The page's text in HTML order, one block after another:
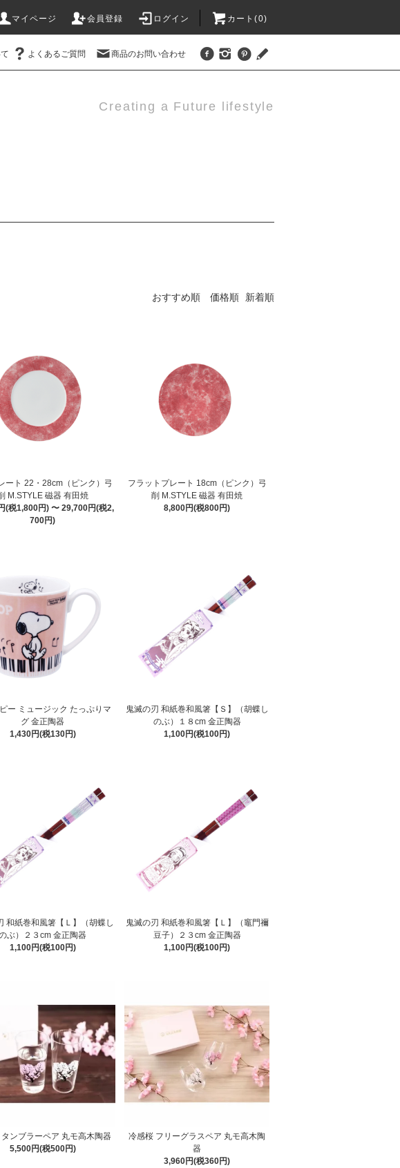
マイページ 会員登録 ログイン カート(0)
よくあるご質問 商品のお問い合わせ
Creating a Future lifestyle
おすすめ順 価格順 新着順
ート 22・28cm（ピンク）弓
M.STYLE 磁器 有田焼
(税1,800円) 〜 29,700円(税2,
700円)
フラットプレート 18cm（ピンク）弓
削 M.STYLE 磁器 有田焼
8,800円(税800円)
ー ミュージック たっぷりマ
グ 金正陶器
1,430円(税130円)
鬼滅の刃 和紙巻和風箸【Ｓ】（胡蝶し
のぶ）１８cm 金正陶器
1,100円(税100円)
和紙巻和風箸【Ｌ】（胡蝶し
ぶ）２３cm 金正陶器
1,100円(税100円)
鬼滅の刃 和紙巻和風箸【Ｌ】（竈門禰
豆子）２３cm 金正陶器
1,100円(税100円)
ンブラーペア 丸モ高木陶器
5,500円(税500円)
冷感桜 フリーグラスペア 丸モ高木陶
器
3,960円(税360円)